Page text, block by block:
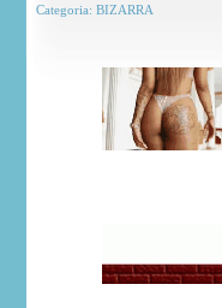
Categoria: BIZARRA